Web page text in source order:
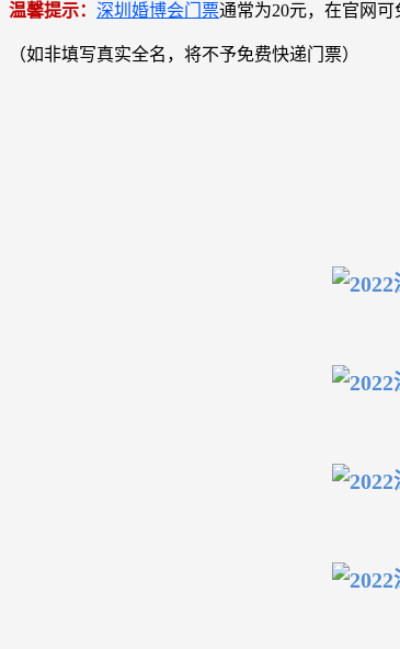
温馨提示： 深圳婚博会门票通常为20元，在官网可
（如非填写真实全名，将不予免费快递门票）